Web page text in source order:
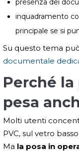
presenza dei
inquadramento
principale se si
Su questo tema
documentale
Perché la
pesa
Molti utenti
PVC, sul vetro
Ma la posa in